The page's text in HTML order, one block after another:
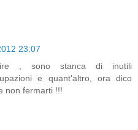
23:07
, sono stanca di inutili
e quant'altro, ora dico
non fermarti !!!